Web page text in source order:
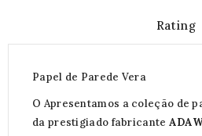
Rating
Papel de Parede Vera
O Apresentamos a coleção de
da prestigiado fabricante